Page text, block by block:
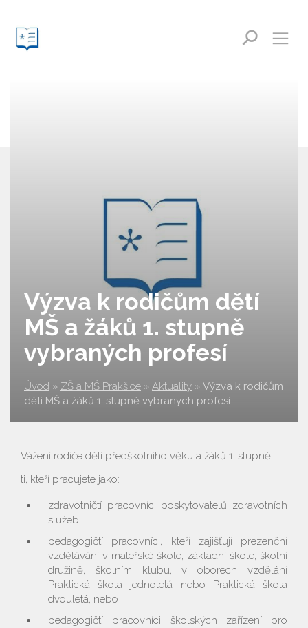
Výzva k rodičům dětí
MŠ a žáků 1. stupně
vybraných profesí
Úvod » ZŠ a MŠ Prakšice » Aktuality » Výzva k rodičům
dětí MŠ a žáků 1. stupně vybraných profesí
Vážení rodiče dětí předškolního věku a žáků 1. stupně,
ti, kteří pracujete jako:
zdravotničtí pracovníci poskytovatelů zdravotních
služeb,
pedagogičtí pracovníci, kteří zajišťují prezenční
vzdělávání v mateřské škole, základní škole, školní
družině, školním klubu, v oborech vzdělání
Praktická škola jednoletá nebo Praktická škola
dvouletá, nebo
pedagogičtí pracovníci školských zařízení pro